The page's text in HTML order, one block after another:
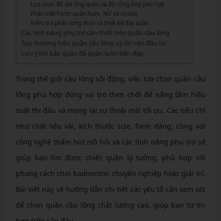
Lựa chọn độ dài ống quần và độ rộng ống phù hợp
Phân biệt Form quần Nam, Nữ và Unisex
Kiểm tra phần lưng thun và thiết kế đáy quần
Các tính năng phụ trợ cần thiết trên quần cầu lông
Top thương hiệu quần cầu lông uy tín nên đầu tư
Lưu ý khi bảo quản để quần luôn bền đẹp
Trong thế giới cầu lông sôi động, việc lựa chọn quần cầu
lông phù hợp đóng vai trò then chốt để nâng tầm hiệu
suất thi đấu và mang lại sự thoải mái tối ưu. Các tiêu chí
như chất liệu vải, kích thước size, form dáng, cùng với
công nghệ thấm hút mồ hôi và các tính năng phụ trợ sẽ
giúp bạn tìm được chiếc quần lý tưởng, phù hợp với
phong cách chơi badminton chuyên nghiệp hoặc giải trí.
Bài viết này sẽ hướng dẫn chi tiết các yếu tố cần xem xét
để chọn quần cầu lông chất lượng cao, giúp bạn tự tin